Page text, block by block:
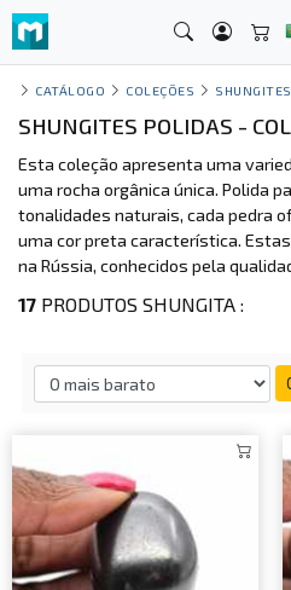
CATÁLOGO COLEÇÕES
SHUNGITES POLIDAS -
Esta coleção apresenta uma
uma rocha orgânica única. Polida
tonalidades naturais, cada pedra
uma cor preta característica.
na Rússia, conhecidos pela
17 PRODUTOS SHUNGITA :